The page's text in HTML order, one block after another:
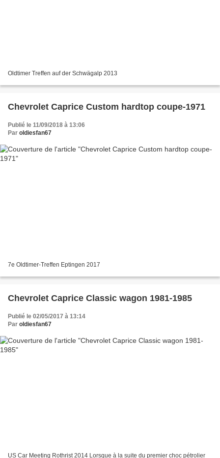
Oldtimer Treffen auf der Schwägalp 2013
Chevrolet Caprice Custom hardtop coupe-1971
Publié le 11/09/2018 à 13:06
Par oldiesfan67
7e Oldtimer-Treffen Eptingen 2017
Chevrolet Caprice Classic wagon 1981-1985
Publié le 02/05/2017 à 13:14
Par oldiesfan67
US Car Meeting Rothrist 2014 Lorsque à la suite du premier choc pétrolier